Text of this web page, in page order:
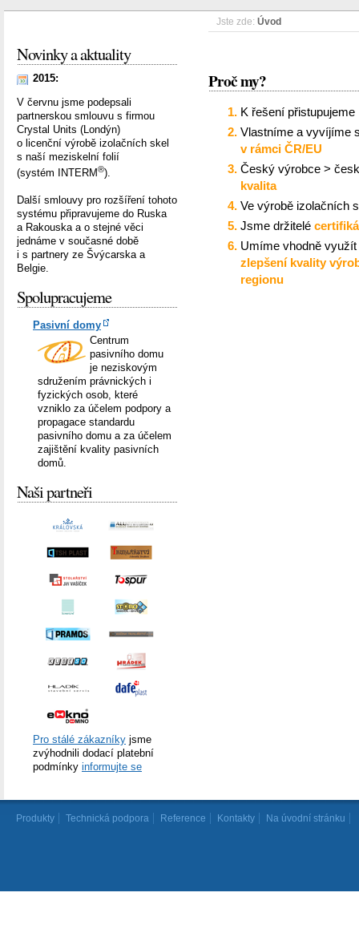
Jste zde: Úvod
Proč my?
K řešení přistupujeme
Vlastníme a vyvíjíme
v rámci ČR/EU
Český výrobce >
kvalita
Ve výrobě izolačních
Jsme držitelé
Umíme vhodně
zlepšení kvality
regionu
Novinky a aktuality
2015:
V červnu jsme podepsali
partnerskou smlouvu s firmou
Crystal Units (Londýn)
o licenční výrobě izolačních skel
s naší meziskelní folií
(systém INTERM®).
Další smlouvy pro rozšíření tohoto
systému připravujeme do Ruska
a Rakouska a o stejné věci
jednáme v současné době
i s partnery ze Švýcarska a
Belgie.
Spolupracujeme
Pasivní domy
Centrum
pasivního domu
je neziskovým
sdružením právnických i
fyzických osob, které
vzniklo za účelem podpory a
propagace standardu
pasivního domu a za účelem
zajištění kvality pasivních
domů.
Naši partneři
Pro stálé zákazníky jsme
zvýhodnili dodací platební
podmínky informujte se
Produkty Technická podpora Reference Kontakty Na úvodní stránku